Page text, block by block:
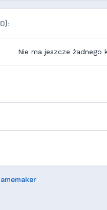
Nie ma jeszcze żadnego